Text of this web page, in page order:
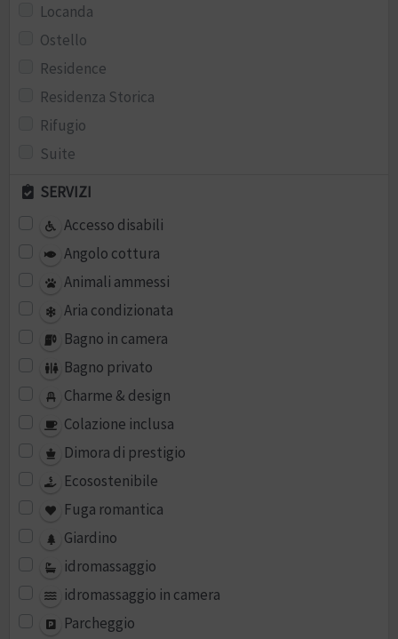
Locanda
Ostello
Residence
Residenza Storica
Rifugio
Suite
SERVIZI
Accesso disabili
Angolo cottura
Animali ammessi
Aria condizionata
Bagno in camera
Bagno privato
Charme & design
Colazione inclusa
Dimora di prestigio
Ecosostenibile
Fuga romantica
Giardino
idromassaggio
idromassaggio in camera
Parcheggio